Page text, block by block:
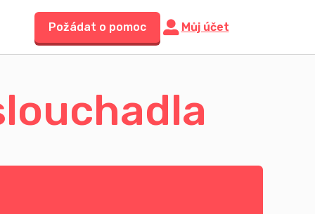
Požádat o pomoc Můj účet